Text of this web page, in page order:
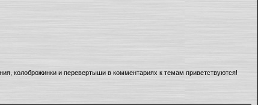
колоброжинки и перевертыши в комментариях к темам приветствуются!